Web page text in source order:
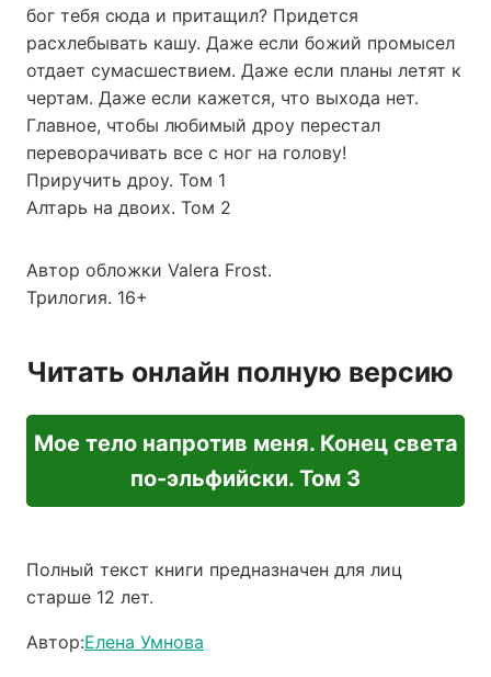
бог тебя сюда и притащил? Придется
расхлебывать кашу. Даже если божий промысел
отдает сумасшествием. Даже если планы летят к
чертам. Даже если кажется, что выхода нет.
Главное, чтобы любимый дроу перестал
переворачивать все с ног на голову!
Приручить дроу. Том 1
Алтарь на двоих. Том 2
Автор обложки Valera Frost.
Трилогия. 16+
Читать онлайн полную версию
Мое тело напротив меня. Конец света
по-эльфийски. Том 3
Полный текст книги предназначен для лиц
старше 12 лет.
Автор:Елена Умнова